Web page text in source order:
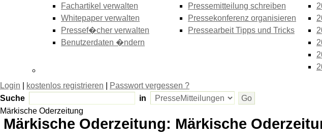
Fachartikel verwalten
Whitepaper verwalten
Pressef�cher verwalten
Benutzerdaten �ndern
Pressemitteilung schreiben
Pressekonferenz organisieren
Pressearbeit Tipps und Tricks
Login kostenlos registrieren
Passwort vergessen ?
Suche
in
Märkische Oderzeitung
Märkische Oderzeitung: Märkische